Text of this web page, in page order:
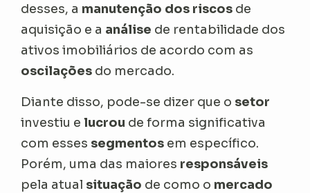
desses, a manutenção dos riscos de
aquisição e a análise de rentabilidade dos
ativos imobiliários de acordo com as
oscilações do mercado.
Diante disso, pode-se dizer que o setor
investiu elucrou de forma significativa
com esses segmentos em específico.
Porém, uma das maiores responsáveis
pela atual situação de como o mercado